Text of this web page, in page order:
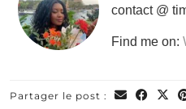
contact @
Find me on:
Partager le post :